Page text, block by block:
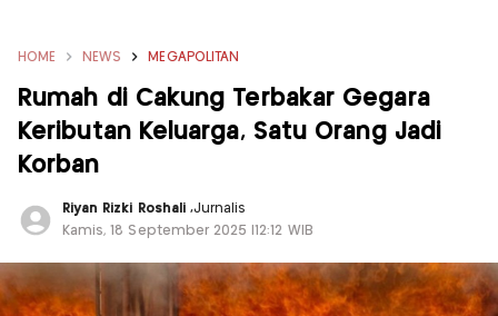
HOME NEWS MEGAPOLITAN
Rumah di Cakung Terbakar Gegara
Keributan Keluarga, Satu Orang Jadi
Korban
Riyan Rizki Roshali ,Jurnalis
Kamis, 18 September 2025 |12:12 WIB